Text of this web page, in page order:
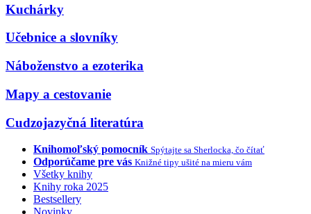
Kuchárky
Učebnice a slovníky
Náboženstvo a ezoterika
Mapy a cestovanie
Cudzojazyčná literatúra
Knihomoľský pomocník Spýtajte sa Sherlocka, čo čítať
Odporúčame pre vás Knižné tipy ušité na mieru vám
Všetky knihy
Knihy roka 2025
Bestsellery